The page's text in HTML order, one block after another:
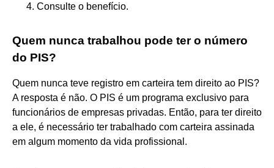
Consulte o benefício.
Quem nunca trabalhou pode ter o número
do PIS?
Quem nunca teve registro em carteira tem direito ao PIS?
A resposta é não. O PIS é um programa exclusivo para
funcionários de empresas privadas. Então, para ter direito
a ele, é necessário ter trabalhado com carteira assinada
em algum momento da vida profissional.